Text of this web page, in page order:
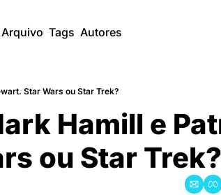
Arquivo Tags Autores
Star Wars ou Star Trek?
Hamill e
ou Star Trek?